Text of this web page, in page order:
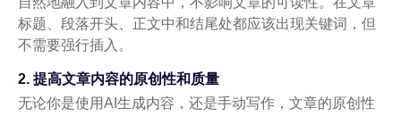
标题、段落开头、正文中和结尾处都应该出现关键词，但
不需要强行插入。
2. 提高文章内容的原创性和质量
无论你是使用AI生成内容，还是手动写作，文章的原创性